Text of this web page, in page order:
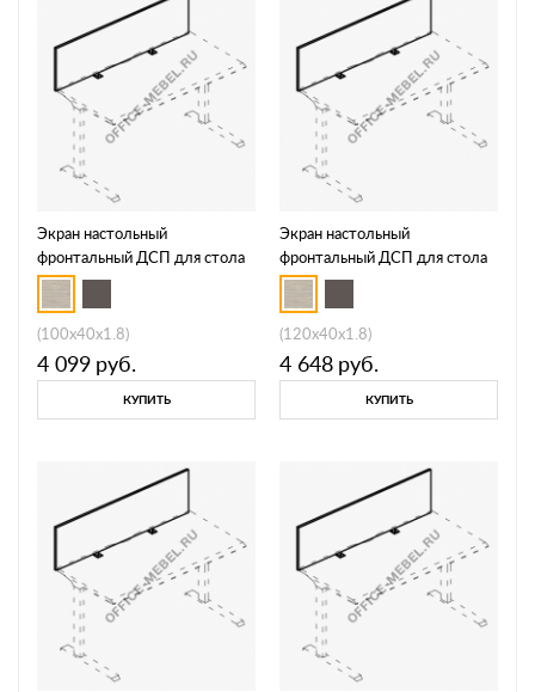
Экран настольный
фронтальный ДСП для стола
МР А 812
(100x40x1.8)
4 099 руб.
КУПИТЬ
Экран настольный
фронтальный ДСП для стола
МР А 813
(120x40x1.8)
4 648 руб.
КУПИТЬ